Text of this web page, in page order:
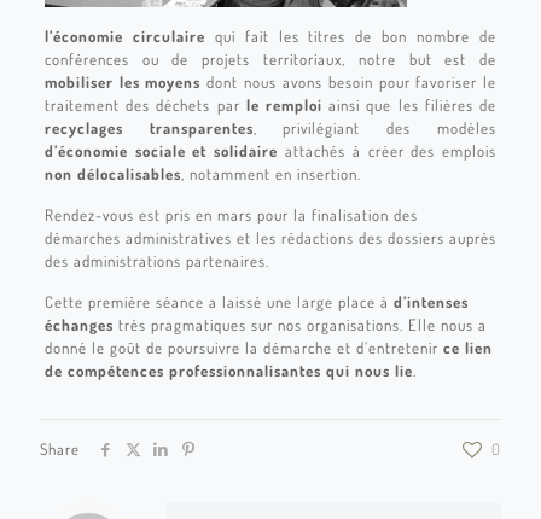
l’économie circulaire qui fait les titres de bon nombre de
conférences ou de projets territoriaux, notre but est de
mobiliser les moyens dont nous avons besoin pour favoriser le
traitement des déchets par le remploi ainsi que les filières de
recyclages transparentes , privilégiant des modèles
d’économie sociale et solidaire attachés à créer des emplois
non délocalisables , notamment en insertion.
Rendez-vous est pris en mars pour la finalisation des
démarches administratives et les rédactions des dossiers auprès
des administrations partenaires.
Cette première séance a laissé une large place à d’intenses
échanges très pragmatiques sur nos organisations. Elle nous a
donné le goût de poursuivre la démarche et d’entretenir ce lien
de compétences professionnalisantes qui nous lie
Share 0